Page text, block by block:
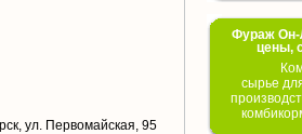
ул. Первомайская, 95
Фураж Он-
цены,
сырье